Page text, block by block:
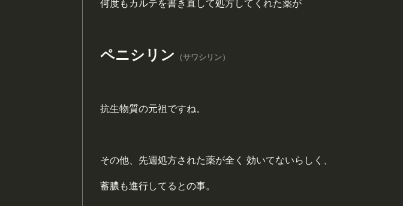
何度もカルテを書き直して処方してくれた薬が
ペニシリン （サワシリン）
抗生物質の元祖ですね。
その他、先週処方された薬が全く 効いてないらしく、
蓄膿も進行してるとの事。